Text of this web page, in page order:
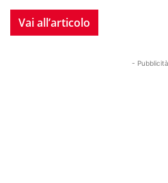
Vai all’articolo
-